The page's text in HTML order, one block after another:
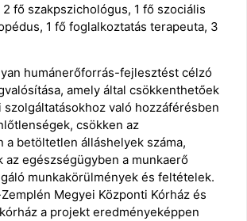
fő szakpszichológus, 1 fő szociális
1 fő foglalkoztatás terapeuta, 3
humánerőforrás-fejlesztést célzó
amely által csökkenthetőek
szolgáltatásokhoz való hozzáférésben
csökken az
a betöltetlen álláshelyek száma,
az egészségügyben a munkaerő
munkakörülmények és feltételek.
Megyei Központi Kórház és
a projekt eredményeképpen